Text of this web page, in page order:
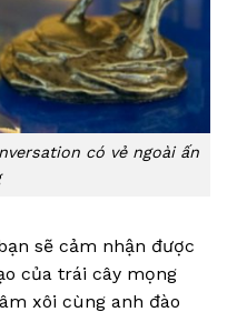
có vẻ ngoài ấn
sẽ cảm nhận được
của trái cây mọng
xôi cùng anh đào